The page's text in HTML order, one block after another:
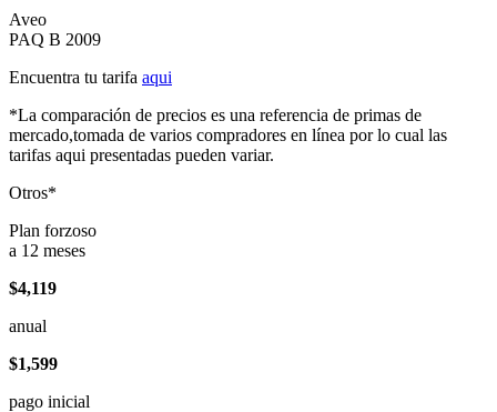
Aveo
PAQ B 2009
Encuentra tu tarifa aqui
*La comparación de precios es una referencia de primas de
mercado,tomada de varios compradores en línea por lo cual las
tarifas aqui presentadas pueden variar.
Otros*
Plan forzoso
a 12 meses
$4,119
anual
$1,599
pago inicial